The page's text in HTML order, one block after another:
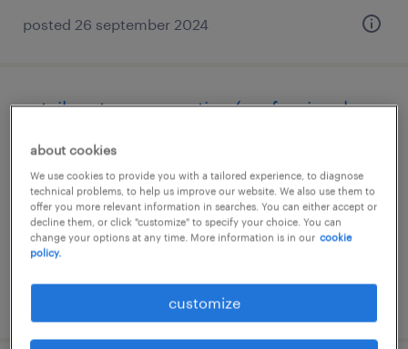
posted 26 september 2024
retail systems operation (professional
東京23区, 東京都
contract
¥4,500,000 - ¥7,000,000 per year, 年収450 ～
700万円
posted 28 march 2025
about cookies
We use cookies to provide you with a tailored experience, to diagnose
technical problems, to help us improve our website. We also use them to
offer you more relevant information in searches. You can either accept or
decline them, or click "customize" to specify your choice. You can
change your options at any time. More information is in our cookie
policy.
customize